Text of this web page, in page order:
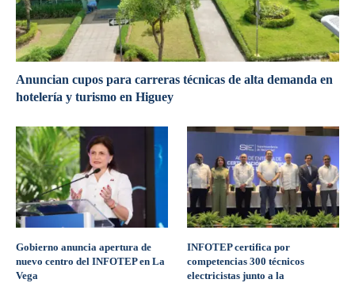
Anuncian cupos para carreras técnicas de alta demanda en
hotelería y turismo en Higuey
Gobierno anuncia apertura de
nuevo centro del INFOTEP en La
Vega
INFOTEP certifica por
competencias 300 técnicos
electricistas junto a la